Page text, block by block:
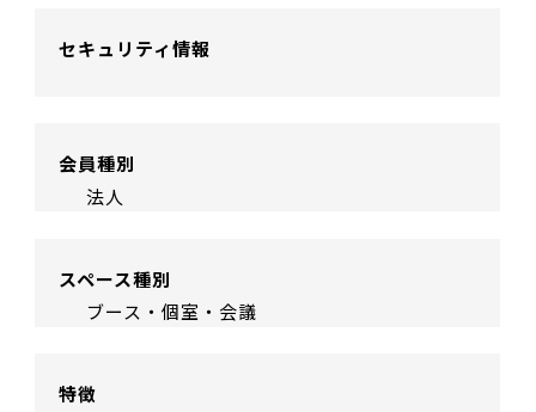
セキュリティ情報
会員種別
法人
スペース種別
ブース・個室・会議
特徴